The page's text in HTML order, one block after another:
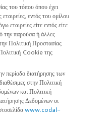
του τόπου όπου έχει
εντός του ομίλου
εταιρείες είτε εντός είτε
την παρούσα ή άλλες
Πολιτική Προστασίας
Cookie της
περίοδο διατήρησης των
στην Πολιτική
και Πολιτική
Δεδομένων οι
www.codal-